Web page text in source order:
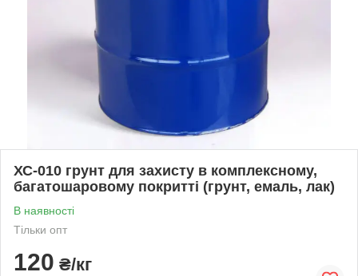
ХС-010 грунт для захисту в комплексному,
багатошаровому покритті (грунт, емаль, лак)
В наявності
Тільки опт
120 ₴/кг